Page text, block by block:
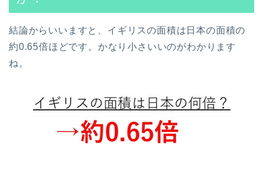
結論からいいますと、イギリスの面積は日本の面積の
約0.65倍ほどです。かなり小さいいのがわかります
ね。